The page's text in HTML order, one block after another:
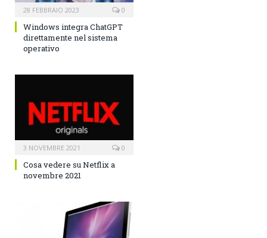
28 FEBBRAIO 2023 0
Windows integra ChatGPT
direttamente nel sistema
operativo
3 NOVEMBRE 2021 0
Cosa vedere su Netflix a
novembre 2021